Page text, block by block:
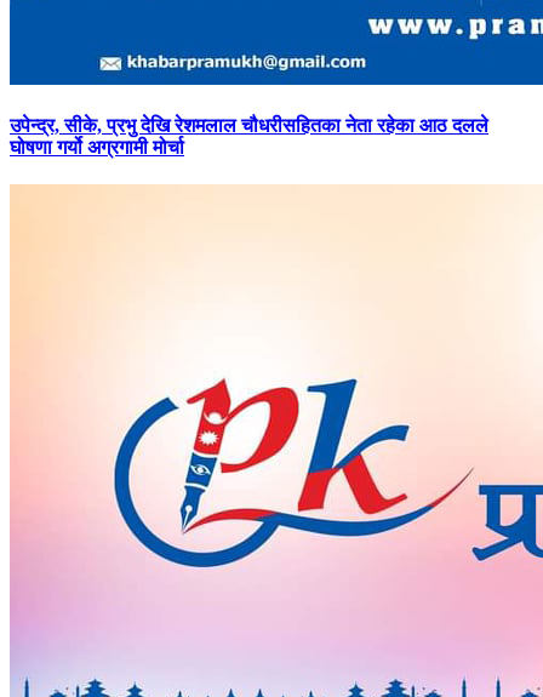
उपेन्द्र,सीके, प्रभु देखि रेशमलाल चौधरीसहितका नेता रहेका आठ दलले
घोषणा गर्यो अग्रगामी मोर्चा